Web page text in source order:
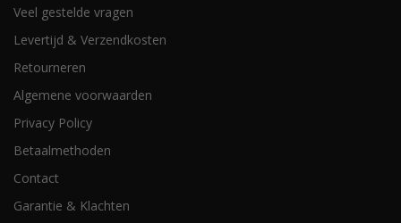
Veel gestelde vragen
Levertijd & Verzendkosten
Retourneren
Algemene voorwaarden
Privacy Policy
Betaalmethoden
Contact
Garantie & Klachten